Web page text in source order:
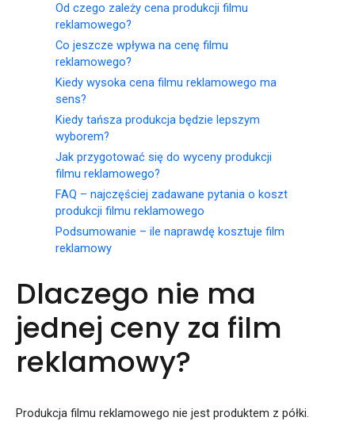
Od czego zależy cena produkcji filmu
reklamowego?
Co jeszcze wpływa na cenę filmu
reklamowego?
Kiedy wysoka cena filmu reklamowego ma
sens?
Kiedy tańsza produkcja będzie lepszym
wyborem?
Jak przygotować się do wyceny produkcji
filmu reklamowego?
FAQ – najczęściej zadawane pytania o koszt
produkcji filmu reklamowego
Podsumowanie – ile naprawdę kosztuje film
reklamowy
Dlaczego nie ma
jednej ceny za film
reklamowy?
Produkcja filmu reklamowego nie jest produktem z półki.